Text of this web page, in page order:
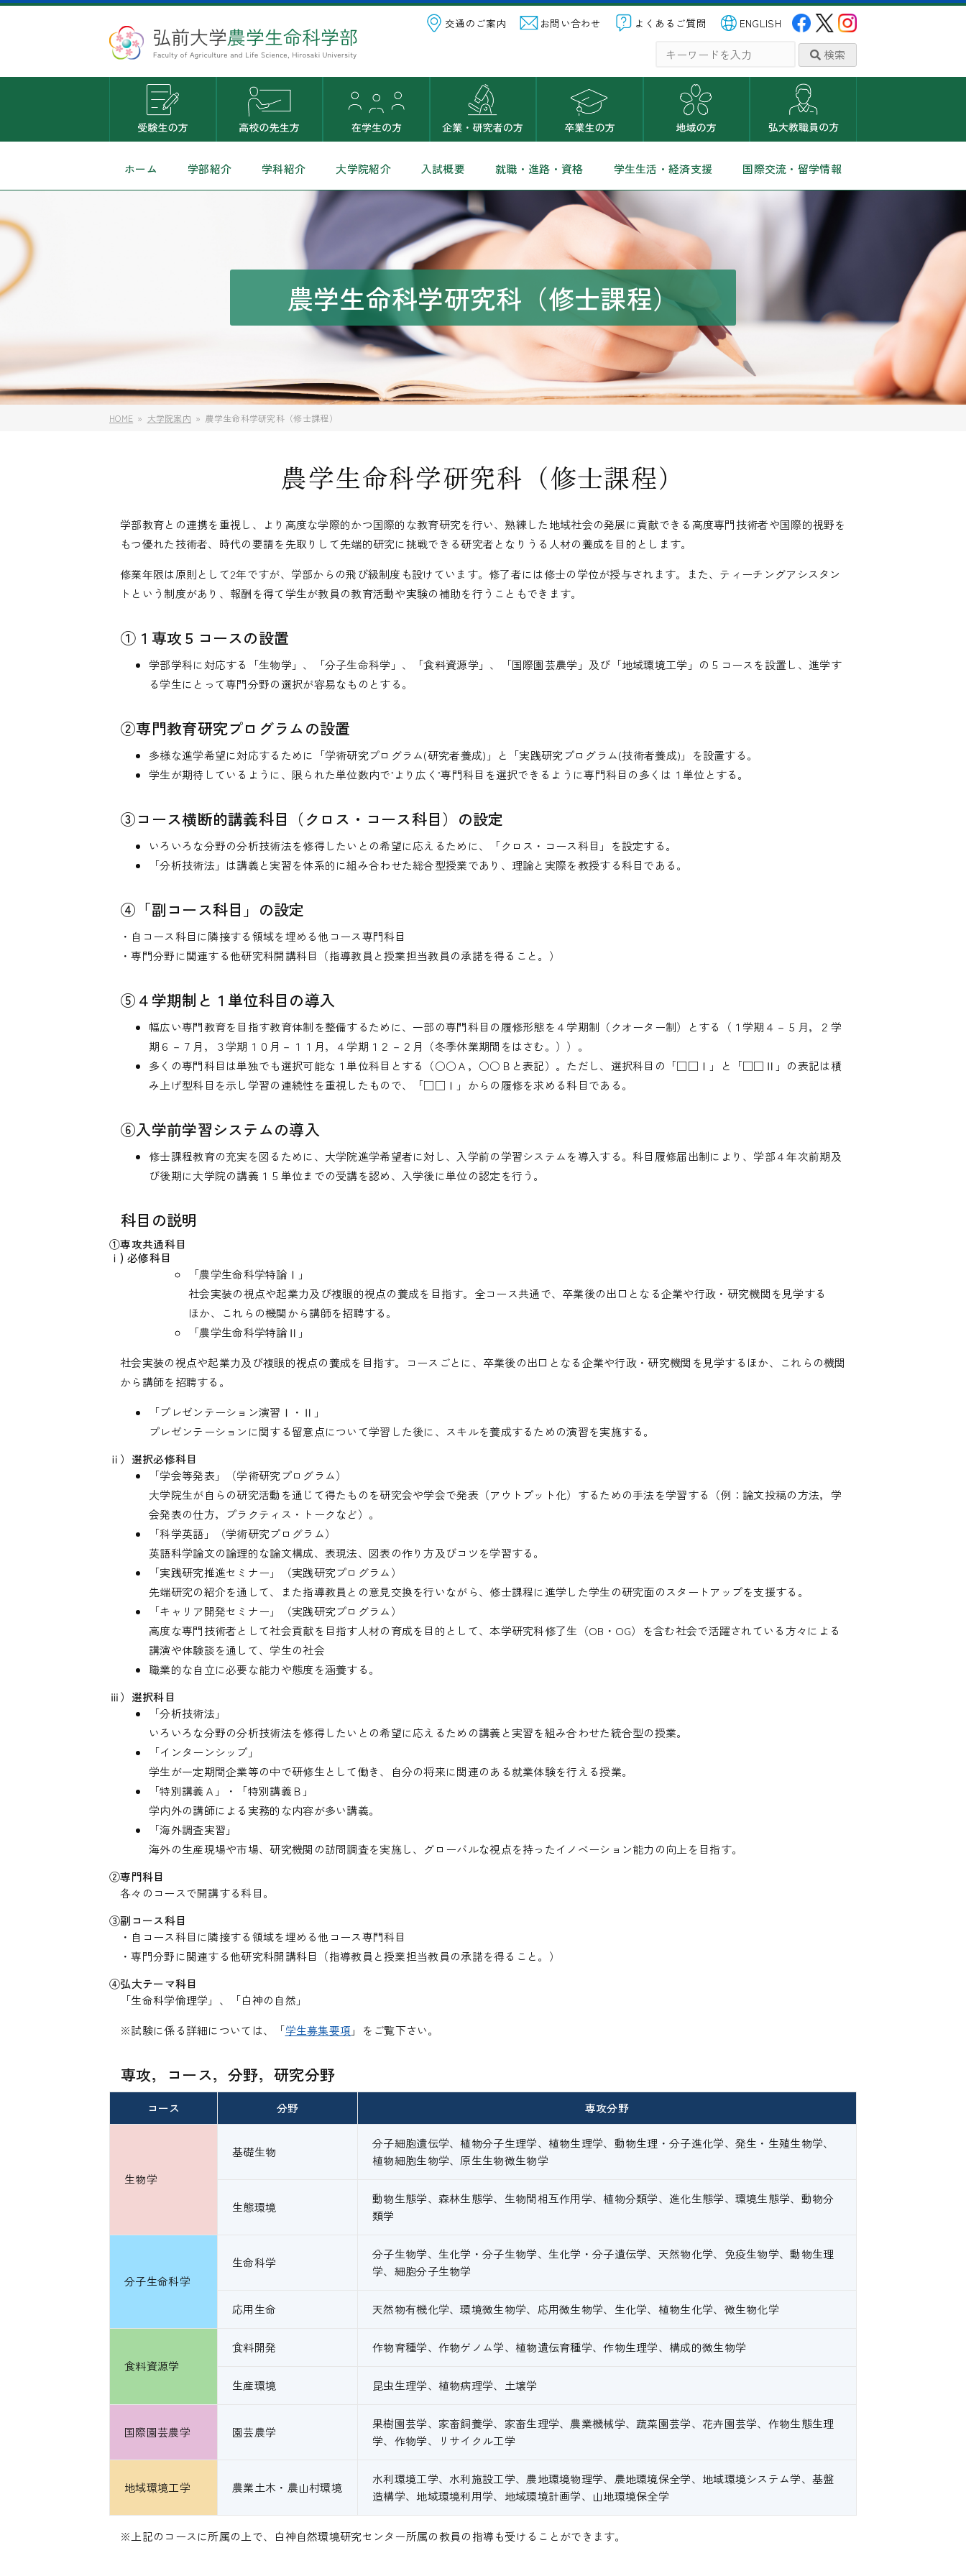
交通のご案内 お問い合わせ よくあるご質問 ENGLISH
検索
ホーム 学部紹介 学科紹介 大学院紹介 入試概要 就職・進路・資格 学生生活・経済支援 国際交流・留学情報
農学生命科学研究科（修士課程）
HOME 大学院案内 農学生命科学研究科（修士課程）
農学生命科学研究科（修士課程）
学部教育との連携を重視し、より高度な学際的かつ国際的な教育研究を行い、熟練した地域社会の発展に貢献できる高度専門技術者や国際的視野を
もつ優れた技術者、時代の要請を先取りして先端的研究に挑戦できる研究者となりうる人材の養成を目的とします。
修業年限は原則として2年ですが、学部からの飛び級制度も設けています。修了者には修士の学位が授与されます。また、ティーチングアシスタン
トという制度があり、報酬を得て学生が教員の教育活動や実験の補助を行うこともできます。
①１専攻５コースの設置
学部学科に対応する「生物学」、「分子生命科学」、「食料資源学」、「国際園芸農学」及び「地域環境工学」の５コースを設置し、進学す
る学生にとって専門分野の選択が容易なものとする。
②専門教育研究プログラムの設置
多様な進学希望に対応するために「学術研究プログラム(研究者養成)」と「実践研究プログラム(技術者養成)」を設置する。
学生が期待しているように、限られた単位数内で’より広く’専門科目を選択できるように専門科目の多くは１単位とする。
③コース横断的講義科目（クロス・コース科目）の設定
いろいろな分野の分析技術法を修得したいとの希望に応えるために、「クロス・コース科目」を設定する。
「分析技術法」は講義と実習を体系的に組み合わせた総合型授業であり、理論と実際を教授する科目である。
④「副コース科目」の設定
・自コース科目に隣接する領域を埋める他コース専門科目
・専門分野に関連する他研究科開講科目（指導教員と授業担当教員の承諾を得ること。）
⑤４学期制と１単位科目の導入
幅広い専門教育を目指す教育体制を整備するために、一部の専門科目の履修形態を４学期制（クオーター制）とする（１学期４－５月，２学
期６－７月，３学期１０月－１１月，４学期１２－２月（冬季休業期間をはさむ。））。
多くの専門科目は単独でも選択可能な１単位科目とする（○○Ａ，○○Ｂと表記）。ただし、選択科目の「□□Ⅰ」と「□□Ⅱ」の表記は積
み上げ型科目を示し学習の連続性を重視したもので、「□□Ⅰ」からの履修を求める科目である。
⑥入学前学習システムの導入
修士課程教育の充実を図るために、大学院進学希望者に対し、入学前の学習システムを導入する。科目履修届出制により、学部４年次前期及
び後期に大学院の講義１５単位までの受講を認め、入学後に単位の認定を行う。
科目の説明
①専攻共通科目
ⅰ) 必修科目
「農学生命科学特論Ⅰ」
社会実装の視点や起業力及び複眼的視点の養成を目指す。全コース共通で、卒業後の出口となる企業や行政・研究機関を見学する
ほか、これらの機関から講師を招聘する。
「農学生命科学特論Ⅱ」
社会実装の視点や起業力及び複眼的視点の養成を目指す。コースごとに、卒業後の出口となる企業や行政・研究機関を見学するほか、これらの機関
から講師を招聘する。
「プレゼンテーション演習Ⅰ・Ⅱ」
プレゼンテーションに関する留意点について学習した後に、スキルを養成するための演習を実施する。
ⅱ）選択必修科目
「学会等発表」（学術研究プログラム）
大学院生が自らの研究活動を通じて得たものを研究会や学会で発表（アウトプット化）するための手法を学習する（例：論文投稿の方法，学
会発表の仕方，プラクティス・トークなど）。
「科学英語」（学術研究プログラム）
英語科学論文の論理的な論文構成、表現法、図表の作り方及びコツを学習する。
「実践研究推進セミナー」（実践研究プログラム）
先端研究の紹介を通して、また指導教員との意見交換を行いながら、修士課程に進学した学生の研究面のスタートアップを支援する。
「キャリア開発セミナー」（実践研究プログラム）
高度な専門技術者として社会貢献を目指す人材の育成を目的として、本学研究科修了生（OB・OG）を含む社会で活躍されている方々による
講演や体験談を通して、学生の社会
職業的な自立に必要な能力や態度を涵養する。
ⅲ）選択科目
「分析技術法」
いろいろな分野の分析技術法を修得したいとの希望に応えるための講義と実習を組み合わせた統合型の授業。
「インターンシップ」
学生が一定期間企業等の中で研修生として働き、自分の将来に関連のある就業体験を行える授業。
「特別講義Ａ」・「特別講義Ｂ」
学内外の講師による実務的な内容が多い講義。
「海外調査実習」
海外の生産現場や市場、研究機関の訪問調査を実施し、グローバルな視点を持ったイノベーション能力の向上を目指す。
②専門科目
各々のコースで開講する科目。
③副コース科目
・自コース科目に隣接する領域を埋める他コース専門科目
・専門分野に関連する他研究科開講科目（指導教員と授業担当教員の承諾を得ること。）
④弘大テーマ科目
「生命科学倫理学」、「白神の自然」
※試験に係る詳細については、「学生募集要項 」をご覧下さい。
専攻，コース，分野，研究分野
コース 分野 専攻分野
生物学
基礎生物
分子細胞遺伝学、植物分子生理学、植物生理学、動物生理・分子進化学、発生・生殖生物学、
植物細胞生物学、原生生物微生物学
生態環境
動物生態学、森林生態学、生物間相互作用学、植物分類学、進化生態学、環境生態学、動物分
類学
分子生命科学
生命科学
分子生物学、生化学・分子生物学、生化学・分子遺伝学、天然物化学、免疫生物学、動物生理
学、細胞分子生物学
応用生命 天然物有機化学、環境微生物学、応用微生物学、生化学、植物生化学、微生物化学
食料資源学
食料開発 作物育種学、作物ゲノム学、植物遺伝育種学、作物生理学、構成的微生物学
生産環境 昆虫生理学、植物病理学、土壌学
国際園芸農学 園芸農学
果樹園芸学、家畜飼養学、家畜生理学、農業機械学、蔬菜園芸学、花卉園芸学、作物生態生理
学、作物学、リサイクル工学
地域環境工学 農業土木・農山村環境
水利環境工学、水利施設工学、農地環境物理学、農地環境保全学、地域環境システム学、基盤
造構学、地域環境利用学、地域環境計画学、山地環境保全学
※上記のコースに所属の上で、白神自然環境研究センター所属の教員の指導も受けることができます。